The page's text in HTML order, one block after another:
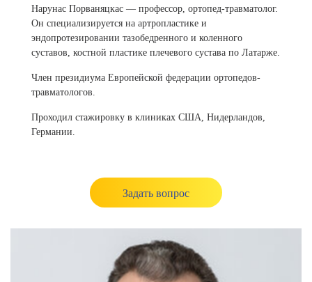
Нарунас Порваняцкас — профессор, ортопед-травматолог.
Он специализируется на артропластике и
эндопротезировании тазобедренного и коленного
суставов, костной пластике плечевого сустава по Латарже.
Член президиума Европейской федерации ортопедов-
травматологов.
Проходил стажировку в клиниках США, Нидерландов,
Германии.
Задать вопрос